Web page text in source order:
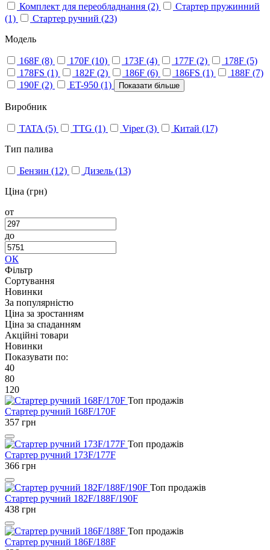
Комплект для переобладнання (2)
Стартер пружинний
(1)
Стартер ручний (23)
Модель
168F (8) 170F (10) 173F (4) 177F (2) 178F (5)
178FS (1) 182F (2) 186F (6) 186FS (1) 188F (7)
190F (2) ET-950 (1) Показати більше
Виробник
TATA (5) TTG (1) Viper(3) Китай (17)
Тип палива
Бензин (12) Дизель (13)
Ціна (грн)
от
до
ОК
Фільтр
Сортування
Новинки
За популярністю
Ціна за зростанням
Ціна за спаданням
Акційні товари
Новинки
Показувати по:
40
80
120
Топ продажів
Стартер ручний 168F/170F
357 грн
Топ продажів
Стартер ручний 173F/177F
366 грн
Топ продажів
Стартер ручний 182F/188F/190F
438 грн
Топ продажів
Стартер ручний 186F/188F